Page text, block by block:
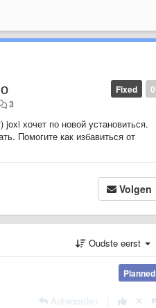
0
Fixed
3
хочет по новой установиться.
Помогите как избавиться от
Volgen
Oudste eerst
Planned
Antwoorden